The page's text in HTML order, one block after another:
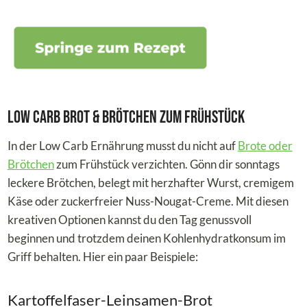
Low Carb Brot & Brötchen zum Frühstück
In der Low Carb Ernährung musst du nicht aufBrote oder
Brötchenzum Frühstück verzichten. Gönn dir sonntags
leckere Brötchen, belegt mit herzhafter Wurst, cremigem
Käse oder zuckerfreier Nuss-Nougat-Creme. Mit diesen
kreativen Optionen kannst du den Tag genussvoll
beginnen und trotzdem deinen Kohlenhydratkonsum im
Griff behalten. Hier ein paar Beispiele:
Kartoffelfaser-Leinsamen-Brot